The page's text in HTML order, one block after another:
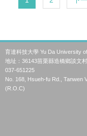
育達科技大學 Yu Da University
地址：36143苗栗縣造橋鄉談文
037-651225
No. 168, Hsueh-fu Rd., Tanwen
(R.O.C)